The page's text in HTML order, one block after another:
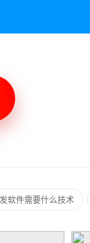
软件需要什么技术